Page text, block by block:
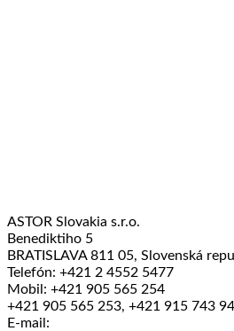
ASTOR Slovakia s.r.o.
Benediktiho 5
BRATISLAVA 811 05, Slovenská
Telefón: +421 2 4552 5477
Mobil: +421 905 565 254
+421 905 565 253, +421 915 743
E-mail: